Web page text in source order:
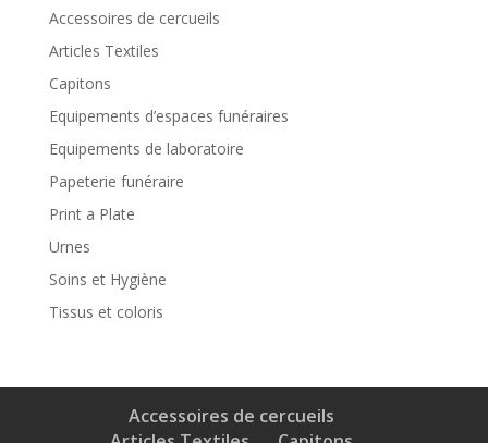
Accessoires de cercueils
Articles Textiles
Capitons
Equipements d’espaces funéraires
Equipements de laboratoire
Papeterie funéraire
Print a Plate
Urnes
Soins et Hygiène
Tissus et coloris
Accessoires de cercueils